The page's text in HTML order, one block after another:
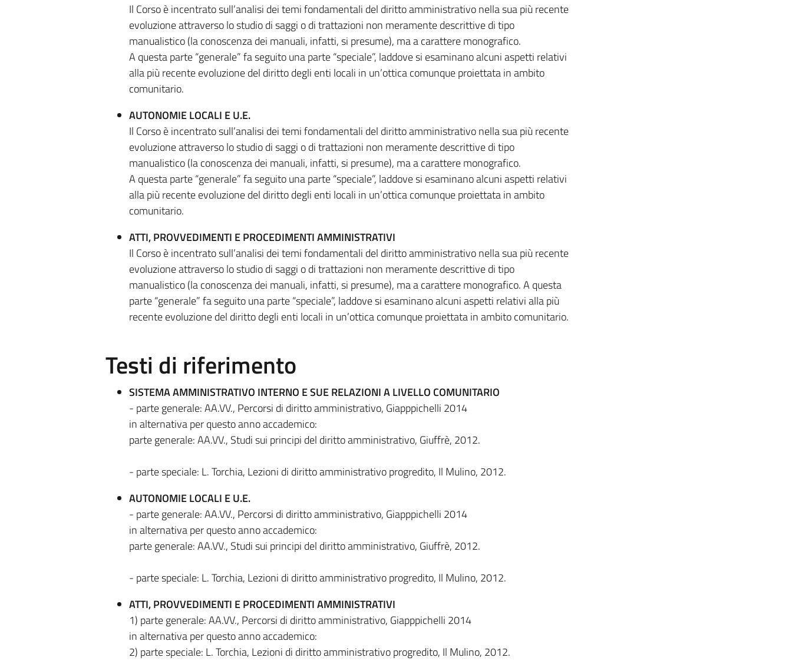
Il Corso è incentrato sull’analisi dei temi fondamentali del diritto amministrativo nella sua più recente
evoluzione attraverso lo studio di saggi o di trattazioni non meramente descrittive di tipo
manualistico (la conoscenza dei manuali, infatti, si presume), ma a carattere monografico.
A questa parte “generale” fa seguito una parte “speciale”, laddove si esaminano alcuni aspetti relativi
alla più recente evoluzione del diritto degli enti locali in un’ottica comunque proiettata in ambito
comunitario.
AUTONOMIE LOCALI E U.E.
Il Corso è incentrato sull’analisi dei temi fondamentali del diritto amministrativo nella sua più recente
evoluzione attraverso lo studio di saggi o di trattazioni non meramente descrittive di tipo
manualistico (la conoscenza dei manuali, infatti, si presume), ma a carattere monografico.
A questa parte “generale” fa seguito una parte “speciale”, laddove si esaminano alcuni aspetti relativi
alla più recente evoluzione del diritto degli enti locali in un’ottica comunque proiettata in ambito
comunitario.
ATTI, PROVVEDIMENTI E PROCEDIMENTI AMMINISTRATIVI
Il Corso è incentrato sull’analisi dei temi fondamentali del diritto amministrativo nella sua più recente
evoluzione attraverso lo studio di saggi o di trattazioni non meramente descrittive di tipo
manualistico (la conoscenza dei manuali, infatti, si presume), ma a carattere monografico. A questa
parte “generale” fa seguito una parte “speciale”, laddove si esaminano alcuni aspetti relativi alla più
recente evoluzione del diritto degli enti locali in un’ottica comunque proiettata in ambito comunitario.
Testi di riferimento
SISTEMA AMMINISTRATIVO INTERNO E SUE RELAZIONI A LIVELLO COMUNITARIO
- parte generale: AA.VV., Percorsi di diritto amministrativo, Giapppichelli 2014
in alternativa per questo anno accademico:
parte generale: AA.VV., Studi sui principi del diritto amministrativo, Giuffrè, 2012.
- parte speciale: L. Torchia, Lezioni di diritto amministrativo progredito, Il Mulino, 2012.
AUTONOMIE LOCALI E U.E.
- parte generale: AA.VV., Percorsi di diritto amministrativo, Giapppichelli 2014
in alternativa per questo anno accademico:
parte generale: AA.VV., Studi sui principi del diritto amministrativo, Giuffrè, 2012.
- parte speciale: L. Torchia, Lezioni di diritto amministrativo progredito, Il Mulino, 2012.
ATTI, PROVVEDIMENTI E PROCEDIMENTI AMMINISTRATIVI
1) parte generale: AA.VV., Percorsi di diritto amministrativo, Giapppichelli 2014
in alternativa per questo anno accademico:
2) parte speciale: L. Torchia, Lezioni di diritto amministrativo progredito, Il Mulino, 2012.